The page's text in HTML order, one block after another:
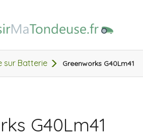
sur Batterie Greenworks G40Lm41
G40Lm41